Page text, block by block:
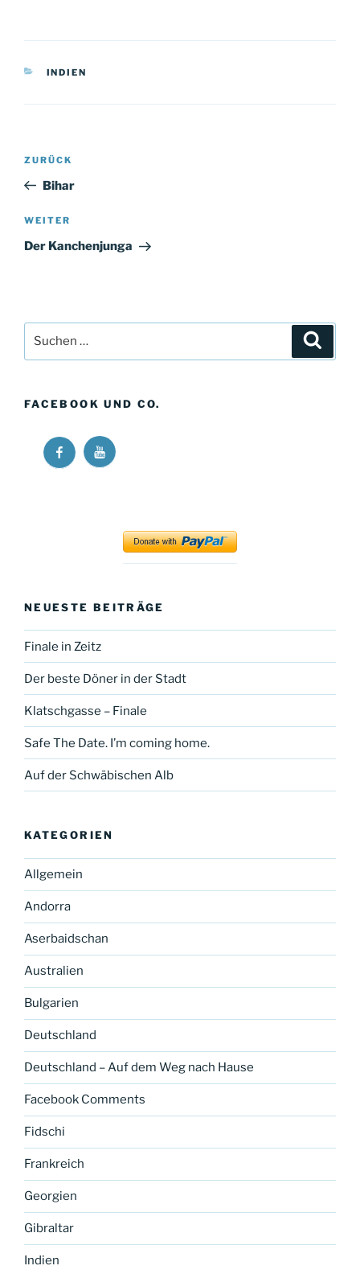
KATEGORIEN
INDIEN
Beitragsnavigation
Vorheriger
Beitrag
ZURÜCK
Bihar
Nächster
Beitrag
WEITER
Der Kanchenjunga
nach:
FACEBOOK UND CO.
Ricos
Long
Ricos
Long
YouTube
NEUESTE BEITRÄGE
Finale in Zeitz
Der beste Döner in der Stadt
Klatschgasse – Finale
Safe The Date. I’m coming home.
Auf der Schwäbischen Alb
KATEGORIEN
Allgemein
Andorra
Aserbaidschan
Australien
Bulgarien
Deutschland
Deutschland – Auf dem Weg nach Hause
Facebook Comments
Fidschi
Frankreich
Georgien
Gibraltar
Indien